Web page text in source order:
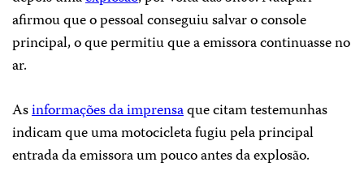
afirmou que o pessoal conseguiu salvar o console
principal, o que permitiu que a emissora continuasse no
ar.
Asinformações da imprensaque citam testemunhas
indicam que uma motocicleta fugiu pela principal
entrada da emissora um pouco antes da explosão.